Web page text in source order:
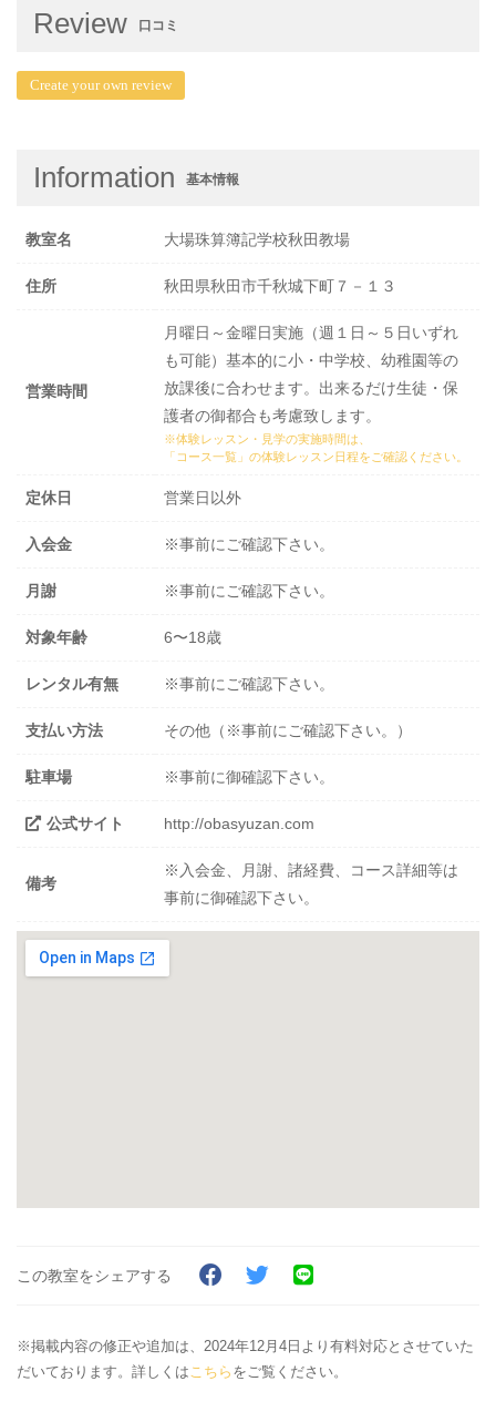
Review 口コミ
Create your own review
Information 基本情報
教室名 大場珠算簿記学校秋田教場
住所 秋田県秋田市千秋城下町７－１３
営業時間
月曜日～金曜日実施（週１日～５日いずれ
も可能）基本的に小・中学校、幼稚園等の
放課後に合わせます。出来るだけ生徒・保
護者の御都合も考慮致します。
※体験レッスン・見学の実施時間は、
「コース一覧」の体験レッスン日程をご確認ください。
定休日 営業日以外
入会金 ※事前にご確認下さい。
月謝 ※事前にご確認下さい。
対象年齢 6〜18歳
レンタル有無 ※事前にご確認下さい。
支払い方法 その他（※事前にご確認下さい。）
駐車場 ※事前に御確認下さい。
公式サイト http://obasyuzan.com
備考
※入会金、月謝、諸経費、コース詳細等は
事前に御確認下さい。
この教室をシェアする
※掲載内容の修正や追加は、2024年12月4日より有料対応とさせていた
だいております。詳しくは こちら をご覧ください。